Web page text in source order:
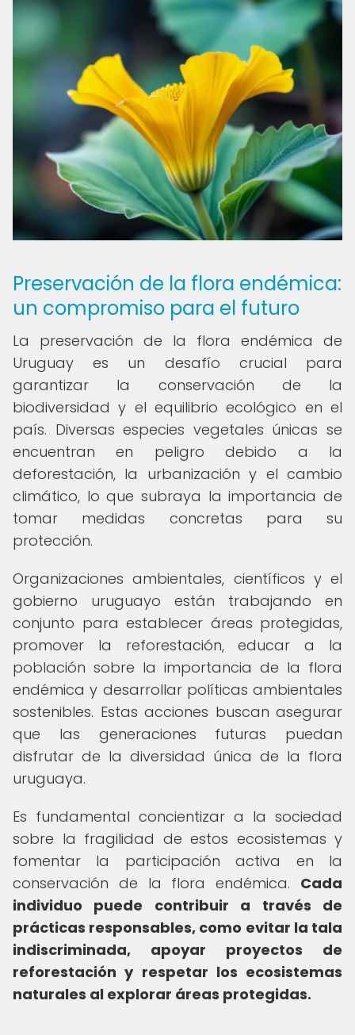
Preservación de la flora endémica:
un compromiso para el futuro
La preservación de la flora endémica de
Uruguay es un desafío crucial para
garantizar la conservación de la
biodiversidad y el equilibrio ecológico en el
país. Diversas especies vegetales únicas se
encuentran en peligro debido a la
deforestación, la urbanización y el cambio
climático, lo que subraya la importancia de
tomar medidas concretas para su
protección.
Organizaciones ambientales, científicos y el
gobierno uruguayo están trabajando en
conjunto para establecer áreas protegidas,
promover la reforestación, educar a la
población sobre la importancia de la flora
endémica y desarrollar políticas ambientales
sostenibles. Estas acciones buscan asegurar
que las generaciones futuras puedan
disfrutar de la diversidad única de la flora
uruguaya.
Es fundamental concientizar a la sociedad
sobre la fragilidad de estos ecosistemas y
fomentar la participación activa en la
conservación de la flora endémica. Cada
individuo puede contribuir a través de
prácticas responsables, como evitar la tala
indiscriminada, apoyar proyectos de
reforestación y respetar los ecosistemas
naturales al explorar áreas protegidas.